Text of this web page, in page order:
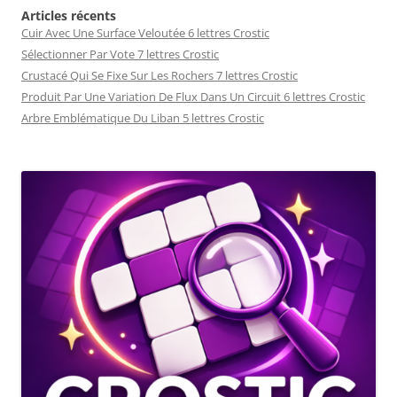
Articles récents
Cuir Avec Une Surface Veloutée 6 lettres Crostic
Sélectionner Par Vote 7 lettres Crostic
Crustacé Qui Se Fixe Sur Les Rochers 7 lettres Crostic
Produit Par Une Variation De Flux Dans Un Circuit 6 lettres Crostic
Arbre Emblématique Du Liban 5 lettres Crostic